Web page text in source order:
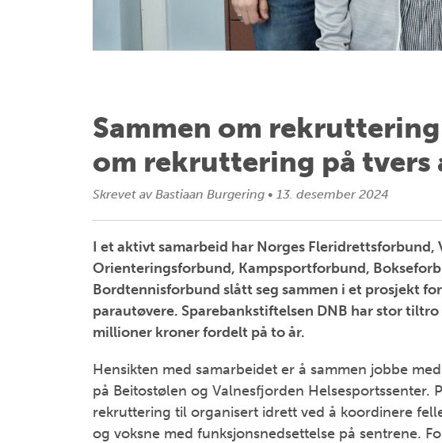
Sammen om
om rekruttering på
Skrevet av Bastiaan Burgering • 13. desember 2024
I et aktivt samarbeid har Norges Fleridrettsforbund,
Orienteringsforbund, Kampsportforbund,
Bordtennisforbund slått seg sammen i et prosjekt
parautøvere. Sparebankstiftelsen DNB har stor
millioner kroner fordelt på to år.
Hensikten med samarbeidet er å sammen jobbe
på Beitostølen og Valnesfjorden Helsesportssenter.
rekruttering til organisert idrett ved å koordinere
og voksne med funksjonsnedsettelse på sentrene.